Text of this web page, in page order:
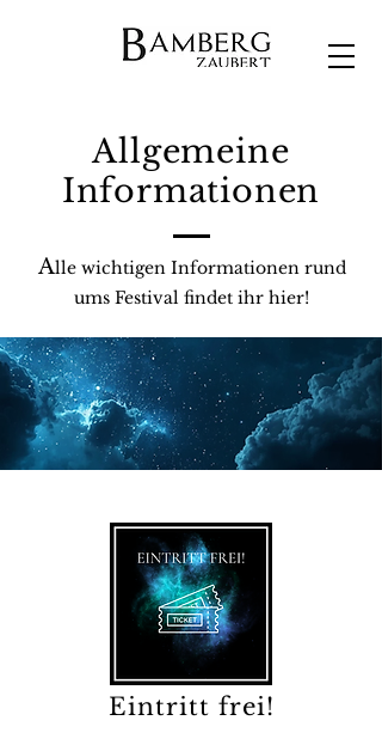
Allgemeine
Informationen
Alle wichtigen Informationen rund
ums Festival findet ihr hier!
Eintritt frei!